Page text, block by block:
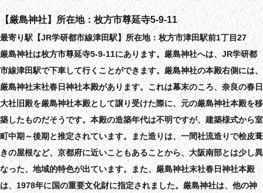
【厳島神社】所在地：枚方市尊延寺5-9-11
最寄り駅【JR学研都市線津田駅】所在地：枚方市津田駅前1丁目27
厳島神社は枚方市尊延寺5-9-11にあります。厳島神社へは、JR学研都
市線津田駅で下車して行くことができます。厳島神社の本殿右側には、
厳島神社末社春日神社本殿があります。これは幕末のころ、奈良の春日
大社旧殿を厳島神社本殿として譲り受けた際に、元の厳島神社本殿を移
築したものだそうです。本殿の造築年代は不明ですが、建築様式から室
町中期～後期と推定されています。また造りは、一間社流造りで桧皮葺
きの屋根など、京都府に近いこともあることから、大阪南部とは少し異
なった、地域的特色が出ています。また、厳島神社末社春日神社本殿
は、1978年に国の重要文化財に指定されました。厳島神社は、他の神